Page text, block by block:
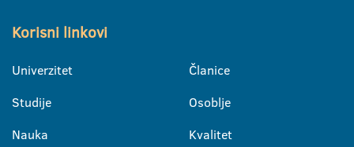
Korisni linkovi
Univerzitet
Studije
Nauka
Članice
Osoblje
Kvalitet